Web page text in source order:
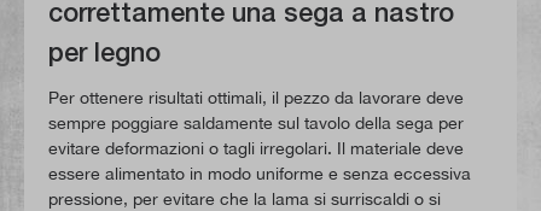
correttamente una sega a nastro
per legno
Per ottenere risultati ottimali, il pezzo da lavorare deve
sempre poggiare saldamente sul tavolo della sega per
evitare deformazioni o tagli irregolari. Il materiale deve
essere alimentato in modo uniforme e senza eccessiva
pressione, per evitare che la lama si surriscaldi o si